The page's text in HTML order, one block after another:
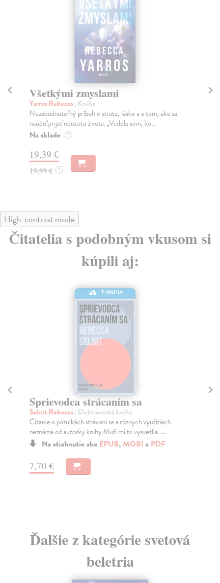
Všetkými zmyslami
Yarros Rebecca| Kniha
Nezabudnuteľný príbeh o strate, láske a o tom, ako sa
naučiť prijať neistotu života. „Vedela som, ko...
Na sklade ?
19,39 €
19,99 € ?
High-contrast mode
Čitatelia s podobným vkusom si
kúpili aj:
E-KNIHA
Sprievodca strácaním sa
Solnit Rebecca| Elektronická kniha
Čítanie o potulkách strácaní sa a rôznych využitiach
neznáma od autorky knihy Muži mi to vysvetlia. ...
Na stiahnutie ako EPUB,MOBI a PDF
7,70 €
Ďalšie z kategórie svetová
beletria